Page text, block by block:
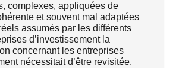
complexes, appliquées de
et souvent mal adaptées
assumés par les différents
d’investissement la
concernant les entreprises
nécessitait d’être revisitée.